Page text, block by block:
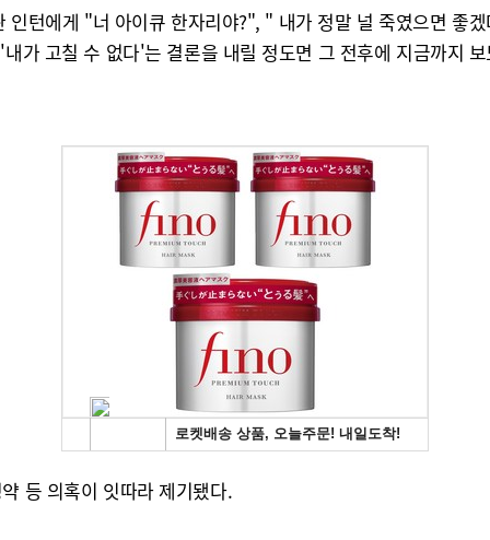
턴에게 "너 아이큐 한자리야?", " 내가 정말 널 죽였으면 좋
가 고칠 수 없다'는 결론을 내릴 정도면 그 전후에 지금까지
등 의혹이 잇따라 제기됐다.